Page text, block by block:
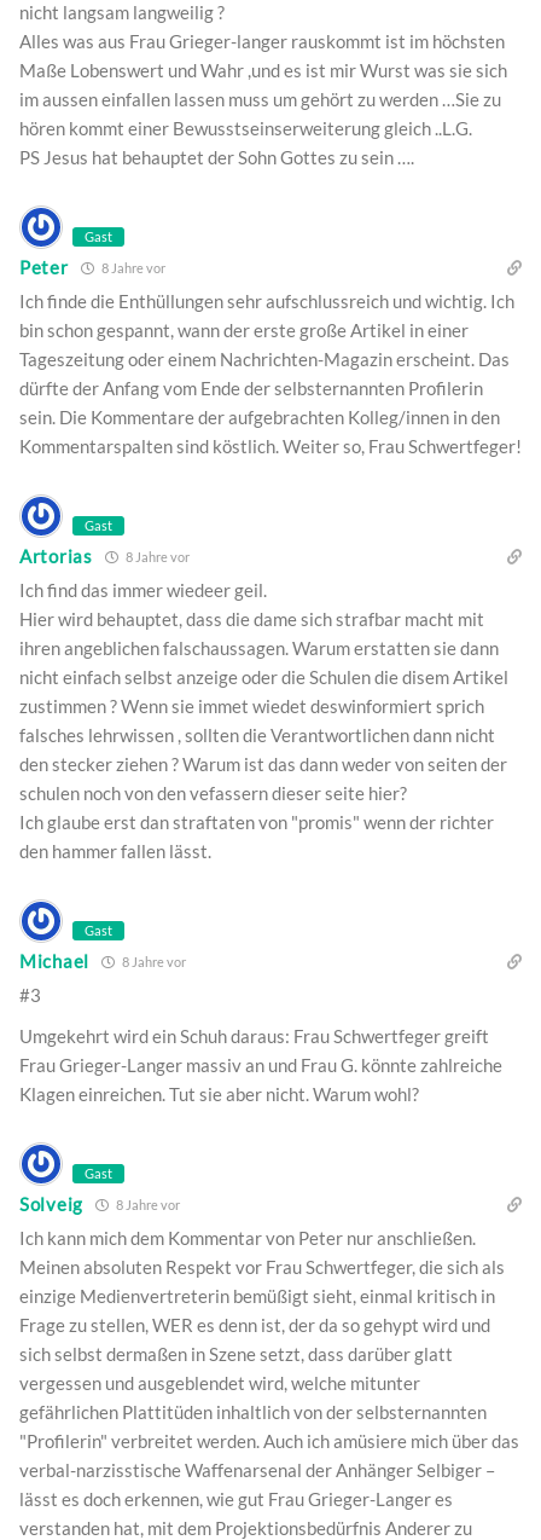
nicht langsam langweilig ?
Alles was aus Frau Grieger-langer rauskommt ist im höchsten
Maße Lobenswert und Wahr ,und es ist mir Wurst was sie sich
im aussen einfallen lassen muss um gehört zu werden …Sie zu
hören kommt einer Bewusstseinserweiterung gleich ..L.G.
PS Jesus hat behauptet der Sohn Gottes zu sein ….
Gast
Peter 8 Jahre vor
Ich finde die Enthüllungen sehr aufschlussreich und wichtig. Ich
bin schon gespannt, wann der erste große Artikel in einer
Tageszeitung oder einem Nachrichten-Magazin erscheint. Das
dürfte der Anfang vom Ende der selbsternannten Profilerin
sein. Die Kommentare der aufgebrachten Kolleg/innen in den
Kommentarspalten sind köstlich. Weiter so, Frau Schwertfeger!
Gast
Artorias 8 Jahre vor
Ich find das immer wiedeer geil.
Hier wird behauptet, dass die dame sich strafbar macht mit
ihren angeblichen falschaussagen. Warum erstatten sie dann
nicht einfach selbst anzeige oder die Schulen die disem Artikel
zustimmen ? Wenn sie immet wiedet deswinformiert sprich
falsches lehrwissen , sollten die Verantwortlichen dann nicht
den stecker ziehen ? Warum ist das dann weder von seiten der
schulen noch von den vefassern dieser seite hier?
Ich glaube erst dan straftaten von "promis" wenn der richter
den hammer fallen lässt.
Gast
Michael 8 Jahre vor
#3
Umgekehrt wird ein Schuh daraus: Frau Schwertfeger greift
Frau Grieger-Langer massiv an und Frau G. könnte zahlreiche
Klagen einreichen. Tut sie aber nicht. Warum wohl?
Gast
Solveig 8 Jahre vor
Ich kann mich dem Kommentar von Peter nur anschließen.
Meinen absoluten Respekt vor Frau Schwertfeger, die sich als
einzige Medienvertreterin bemüßigt sieht, einmal kritisch in
Frage zu stellen, WER es denn ist, der da so gehypt wird und
sich selbst dermaßen in Szene setzt, dass darüber glatt
vergessen und ausgeblendet wird, welche mitunter
gefährlichen Plattitüden inhaltlich von der selbsternannten
"Profilerin" verbreitet werden. Auch ich amüsiere mich über das
verbal-narzisstische Waffenarsenal der Anhänger Selbiger –
lässt es doch erkennen, wie gut Frau Grieger-Langer es
verstanden hat, mit dem Projektionsbedürfnis Anderer zu